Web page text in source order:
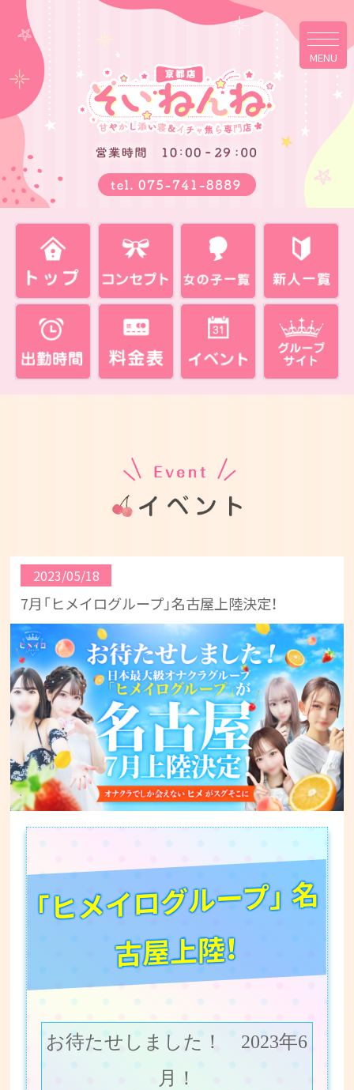
2023/05/18
7月「ヒメイログループ」名古屋上陸決定！
「ヒメイログループ」 名
古屋上陸！
お待たせしました！ 2023年6
月！